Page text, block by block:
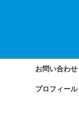
お問い合わせ
プロフィール